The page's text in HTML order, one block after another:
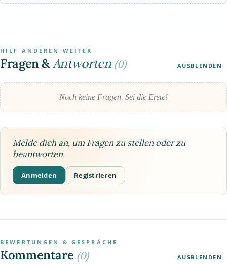
HILF ANDEREN WEITER
Fragen &Antworten (0) AUSBLENDEN
Noch keine Fragen. Sei die Erste!
Melde dich an, um Fragen zu stellen oder zu
beantworten.
Anmelden Registrieren
BEWERTUNGEN & GESPRÄCHE
Kommentare (0) AUSBLENDEN